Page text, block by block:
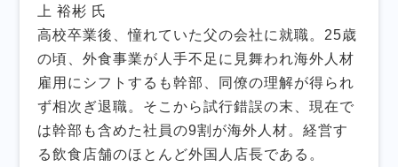
上 裕彬 氏
高校卒業後、憧れていた父の会社に就職。25歳
の頃、外食事業が人手不足に見舞われ海外人材
雇用にシフトするも幹部、同僚の理解が得られ
ず相次ぎ退職。そこから試行錯誤の末、現在で
は幹部も含めた社員の9割が海外人材。経営す
る飲食店舗のほとんど外国人店長である。